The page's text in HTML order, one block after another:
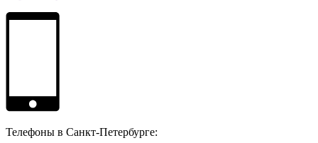
Телефоны в Санкт-Петербурге: